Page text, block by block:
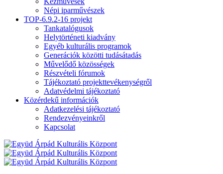
Népi iparművészek
TOP-6.9.2-16 projekt
Tankatalógusok
Helytörténeti kiadvány
Egyéb kulturális programok
Generációk közötti tudásátadás
Művelődő közösségek
Részvételi fórumok
Tájékoztató projekttevékenységről
Adatvédelmi tájékoztató
Közérdekű információk
Adatkezelési tájékoztató
Rendezvényeinkről
Kapcsolat